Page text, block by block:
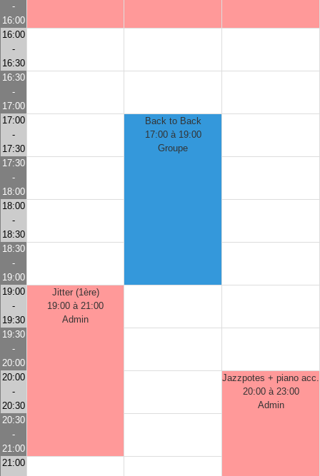
-
16:00
16:00
-
16:30
16:30
-
17:00
17:00
-
17:30
Back to Back
17:00 à 19:00
Groupe
17:30
-
18:00
18:00
-
18:30
18:30
-
19:00
19:00
-
19:30
Jitter (1ère)
19:00 à 21:00
Admin
19:30
-
20:00
20:00
-
20:30
Jazzpotes + piano acc.
20:00 à 23:00
Admin
20:30
-
21:00
21:00